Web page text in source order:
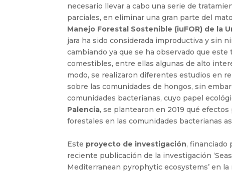
necesario llevar a cabo una serie de
parciales, en eliminar una gran parte del
Manejo Forestal Sostenible (iuFOR) de la
jara ha sido considerada improductiva y sin
cambiando ya que se ha observado que
comestibles, entre ellas algunas de alto
modo, se realizaron diferentes estudios en
sobre las comunidades de hongos, sin
comunidades bacterianas, cuyo papel
Palencia, se plantearon en 2019 qué
forestales en las comunidades bacterianas
Este proyecto de investigación, financiado
reciente publicación de la investigación
Mediterranean pyrophytic ecosystems’ en